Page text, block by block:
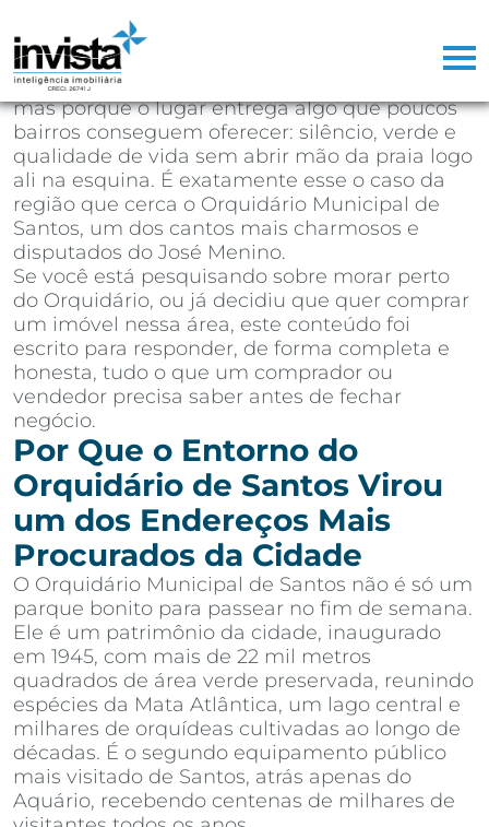
corretor de imóveis na Baixada Santista,
aprendi que existem regiões que vendem
sozinhas. Não porque o marketing seja bom,
mas porque o lugar entrega algo que poucos
bairros conseguem oferecer: silêncio, verde e
qualidade de vida sem abrir mão da praia logo
ali na esquina. É exatamente esse o caso da
região que cerca o Orquidário Municipal de
Santos, um dos cantos mais charmosos e
disputados do José Menino.
Se você está pesquisando sobre morar perto
do Orquidário, ou já decidiu que quer comprar
um imóvel nessa área, este conteúdo foi
escrito para responder, de forma completa e
honesta, tudo o que um comprador ou
vendedor precisa saber antes de fechar
negócio.
Por Que o Entorno do
Orquidário de Santos Virou
um dos Endereços Mais
Procurados da Cidade
O Orquidário Municipal de Santos não é só um
parque bonito para passear no fim de semana.
Ele é um patrimônio da cidade, inaugurado
em 1945, com mais de 22 mil metros
quadrados de área verde preservada, reunindo
espécies da Mata Atlântica, um lago central e
milhares de orquídeas cultivadas ao longo de
décadas. É o segundo equipamento público
mais visitado de Santos, atrás apenas do
Aquário, recebendo centenas de milhares de